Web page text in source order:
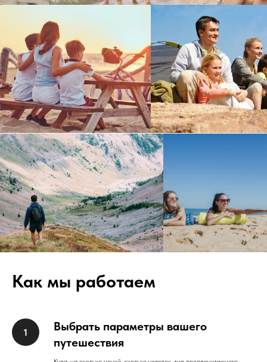
Как мы работаем
Выбрать параметры вашего
путешествия